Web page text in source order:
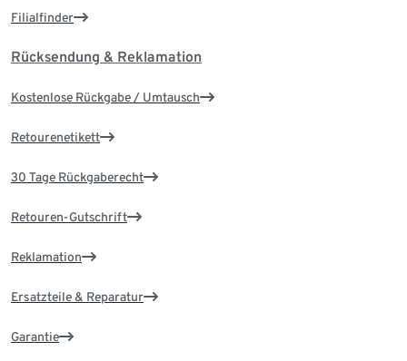
Filialfinder
Rücksendung & Reklamation
Kostenlose Rückgabe / Umtausch
Retourenetikett
30 Tage Rückgaberecht
Retouren-Gutschrift
Reklamation
Ersatzteile & Reparatur
Garantie